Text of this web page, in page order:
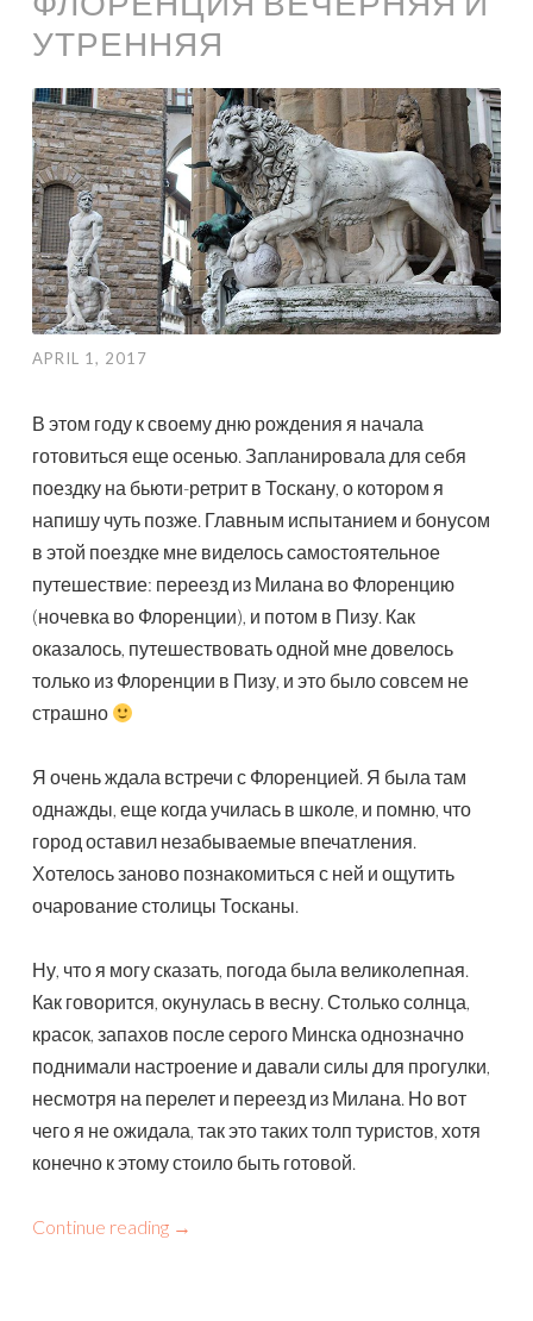
УТРЕННЯЯ
APRIL 1, 2017
В этом году к своему дню рождения я начала
готовиться еще осенью. Запланировала для себя
поездку на бьюти-ретрит в Тоскану, о котором я
напишу чуть позже. Главным испытанием и бонусом
в этой поездке мне виделось самостоятельное
путешествие: переезд из Милана во Флоренцию
(ночевка во Флоренции), и потом в Пизу. Как
оказалось, путешествовать одной мне довелось
только из Флоренции в Пизу, и это было совсем не
страшно
Я очень ждала встречи с Флоренцией. Я была там
однажды, еще когда училась в школе, и помню, что
город оставил незабываемые впечатления.
Хотелось заново познакомиться с ней и ощутить
очарование столицы Тосканы.
Ну, что я могу сказать, погода была великолепная.
Как говорится, окунулась в весну. Столько солнца,
красок, запахов после серого Минска однозначно
поднимали настроение и давали силы для прогулки,
несмотря на перелет и переезд из Милана. Но вот
чего я не ожидала, так это таких толп туристов, хотя
конечно к этому стоило быть готовой.
Continue reading →